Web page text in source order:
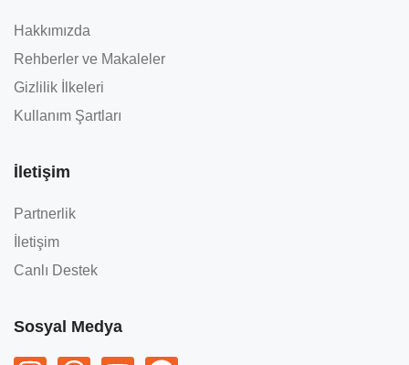
Hakkımızda
Rehberler ve Makaleler
Gizlilik İlkeleri
Kullanım Şartları
İletişim
Partnerlik
İletişim
Canlı Destek
Sosyal Medya